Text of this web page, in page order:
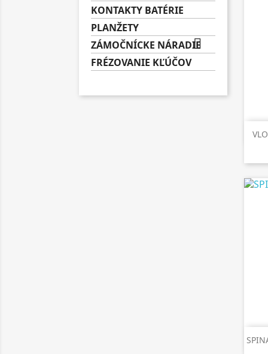
KONTAKTY BATÉRIE
PLANŽETY
ZÁMOČNÍCKE NÁRADIE

FRÉZOVANIE KĽÚČOV